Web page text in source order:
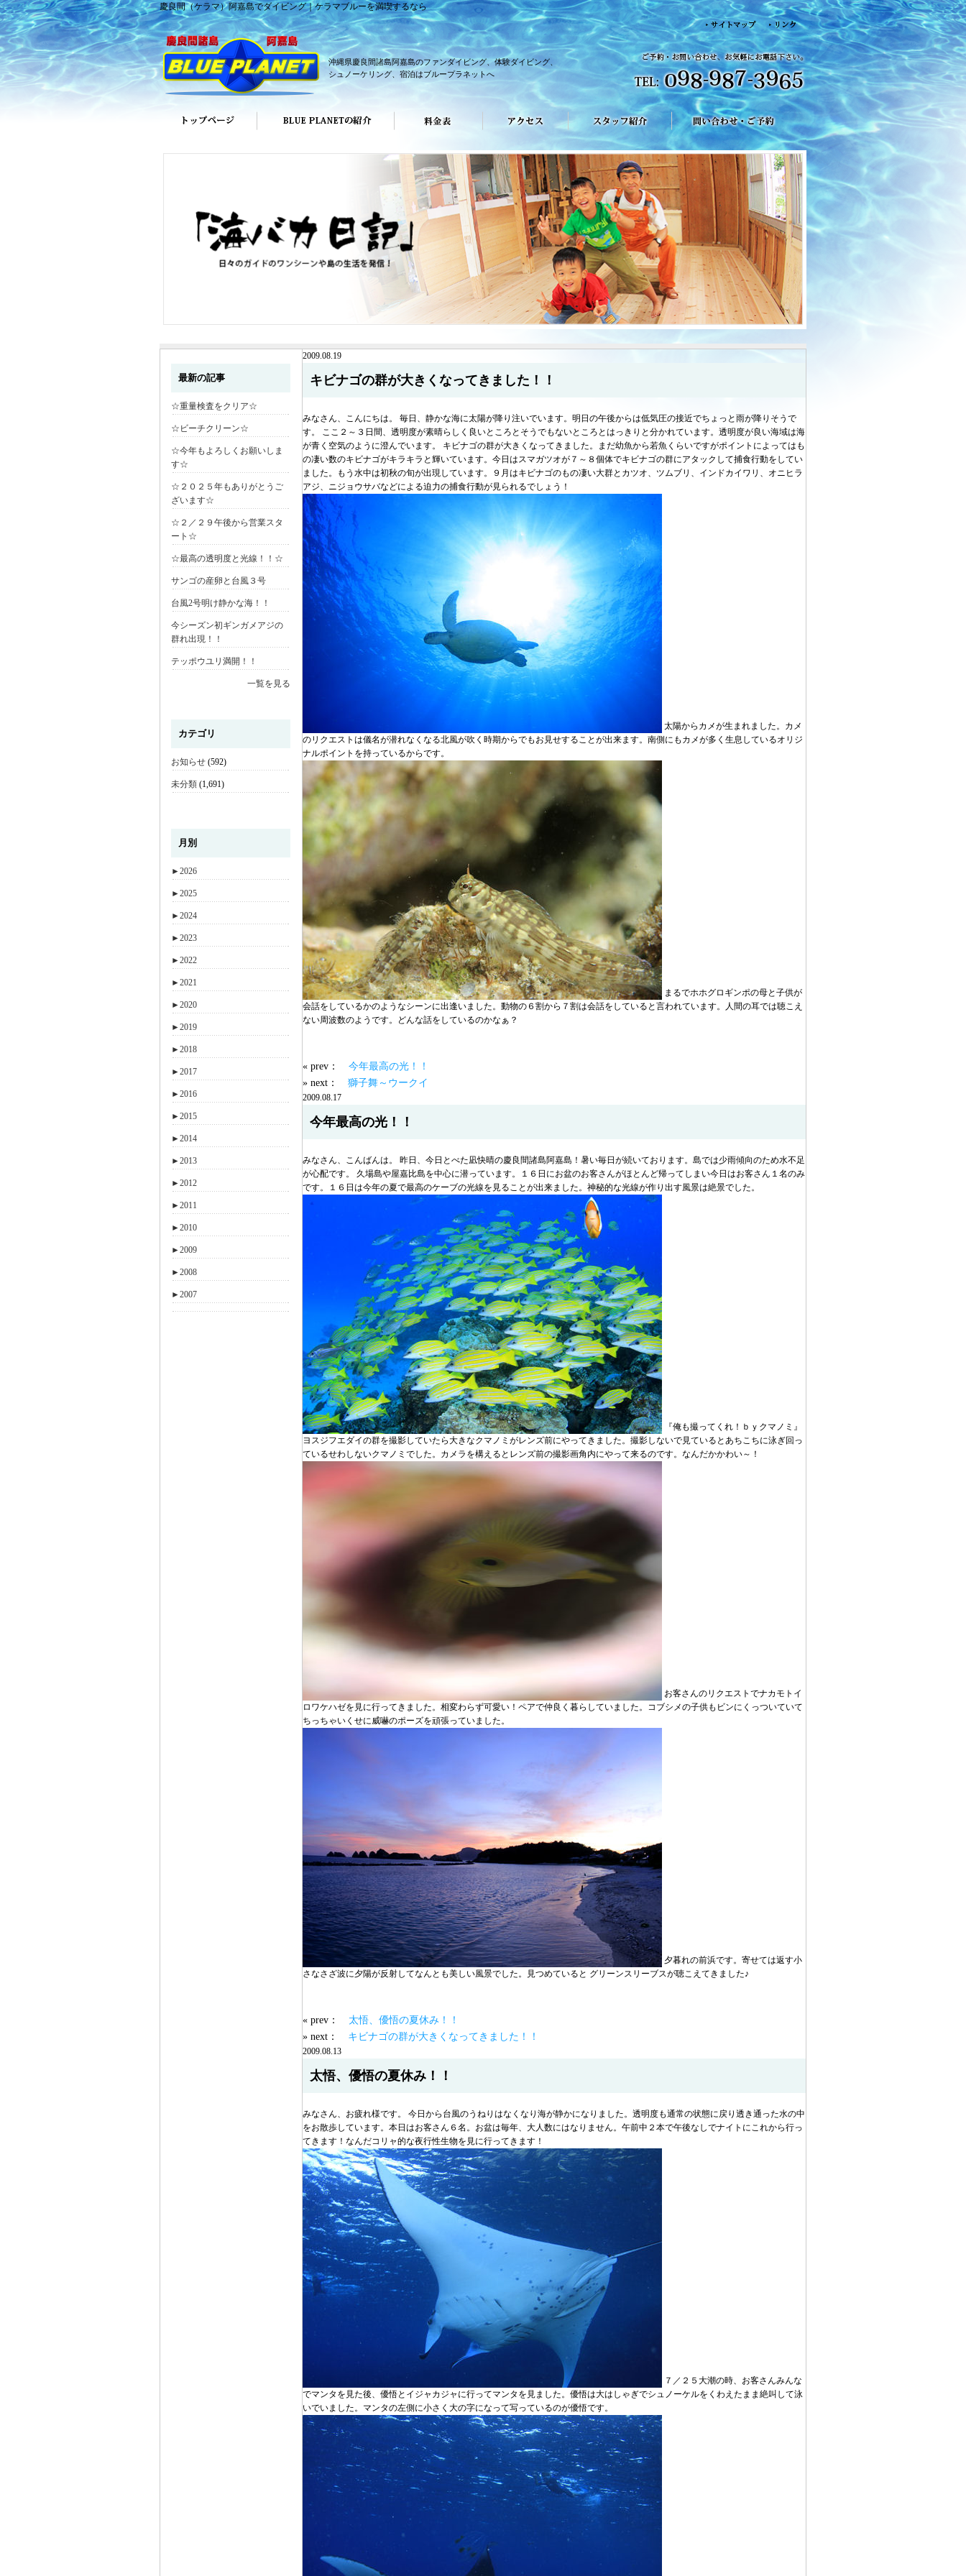
慶良間（ケラマ）阿嘉島でダイビング｜ケラマブルーを満喫するなら
沖縄県慶良間諸島阿嘉島のファンダイビング、体験ダイビング、
シュノーケリング、宿泊はブループラネットへ
最新の記事
☆重量検査をクリア☆
☆ビーチクリーン☆
☆今年もよろしくお願いしま
す☆
☆２０２５年もありがとうご
ざいます☆
☆２／２９午後から営業スタ
ート☆
☆最高の透明度と光線！！☆
サンゴの産卵と台風３号
台風2号明け静かな海！！
今シーズン初ギンガメアジの
群れ出現！！
テッポウユリ満開！！
一覧を見る
カテゴリ
お知らせ (592)
未分類 (1,691)
月別
►2026
►2025
►2024
►2023
►2022
►2021
►2020
►2019
►2018
►2017
►2016
►2015
►2014
►2013
►2012
►2011
►2010
►2009
►2008
►2007
2009.08.19
キビナゴの群が大きくなってきました！！
みなさん、こんにちは。 毎日、静かな海に太陽が降り注いでいます。明日の午後からは低気圧の接近でちょっと雨が降りそうで
す。 ここ２～３日間、透明度が素晴らしく良いところとそうでもないところとはっきりと分かれています。透明度が良い海域は海
が青く空気のように澄んでいます。 キビナゴの群が大きくなってきました。まだ幼魚から若魚くらいですがポイントによってはも
の凄い数のキビナゴがキラキラと輝いています。今日はスマガツオが７～８個体でキビナゴの群にアタックして捕食行動をしてい
ました。もう水中は初秋の旬が出現しています。９月はキビナゴのもの凄い大群とカツオ、ツムブリ、インドカイワリ、オニヒラ
アジ、ニジョウサバなどによる迫力の捕食行動が見られるでしょう！
太陽からカメが生まれました。カメ
のリクエストは儀名が潜れなくなる北風が吹く時期からでもお見せすることが出来ます。南側にもカメが多く生息しているオリジ
ナルポイントを持っているからです。
まるでホホグロギンポの母と子供が
会話をしているかのようなシーンに出逢いました。動物の６割から７割は会話をしていると言われています。人間の耳では聴こえ
ない周波数のようです。どんな話をしているのかなぁ？
« prev： 今年最高の光！！
» next： 獅子舞～ウークイ
2009.08.17
今年最高の光！！
みなさん、こんばんは。 昨日、今日とべた凪快晴の慶良間諸島阿嘉島！暑い毎日が続いております。島では少雨傾向のため水不足
が心配です。 久場島や屋嘉比島を中心に潜っています。１６日にお盆のお客さんがほとんど帰ってしまい今日はお客さん１名のみ
です。１６日は今年の夏で最高のケーブの光線を見ることが出来ました。神秘的な光線が作り出す風景は絶景でした。
『俺も撮ってくれ！ｂｙクマノミ』
ヨスジフエダイの群を撮影していたら大きなクマノミがレンズ前にやってきました。撮影しないで見ているとあちこちに泳ぎ回っ
ているせわしないクマノミでした。カメラを構えるとレンズ前の撮影画角内にやって来るのです。なんだかかわい～！
お客さんのリクエストでナカモトイ
ロワケハゼを見に行ってきました。相変わらず可愛い！ペアで仲良く暮らしていました。コブシメの子供もビンにくっついていて
ちっちゃいくせに威嚇のポーズを頑張っていました。
夕暮れの前浜です。寄せては返す小
さなさざ波に夕陽が反射してなんとも美しい風景でした。見つめていると グリーンスリーブスが聴こえてきました♪
« prev： 太悟、優悟の夏休み！！
» next： キビナゴの群が大きくなってきました！！
2009.08.13
太悟、優悟の夏休み！！
みなさん、お疲れ様です。 今日から台風のうねりはなくなり海が静かになりました。透明度も通常の状態に戻り透き通った水の中
をお散歩しています。本日はお客さん６名。お盆は毎年、大人数にはなりません。午前中２本で午後なしでナイトにこれから行っ
てきます！なんだコリャ的な夜行性生物を見に行ってきます！
７／２５大潮の時、お客さんみんな
でマンタを見た後、優悟とイジャカジャに行ってマンタを見ました。優悟は大はしゃぎでシュノーケルをくわえたまま絶叫して泳
いでいました。マンタの左側に小さく大の字になって写っているのが優悟です。